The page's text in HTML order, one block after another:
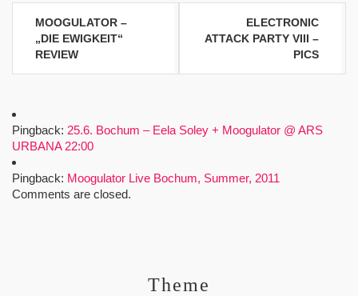
Beitragsnavigation
MOOGULATOR –
„DIE EWIGKEIT“
REVIEW
ELECTRONIC
ATTACK PARTY VIII –
PICS
Pingback: 25.6. Bochum – Eela Soley + Moogulator @ ARS
URBANA 22:00
Pingback: Moogulator Live Bochum, Summer, 2011
Comments are closed.
Theme